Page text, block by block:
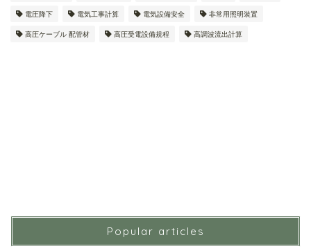
電圧降下 電気工事計算 電気設備安全 非常用照明装置
高圧ケーブル 配管材 高圧受電設備規程 高調波流出計算
Popular articles